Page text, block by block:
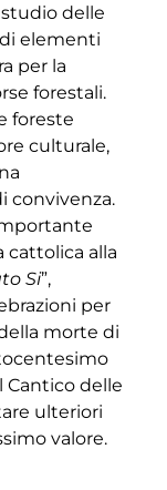
delle
elementi
per la
forestali.
foreste
culturale,
convivenza.
cattolica alla
Si”,
per
morte di
Cantico delle
ulteriori
valore.